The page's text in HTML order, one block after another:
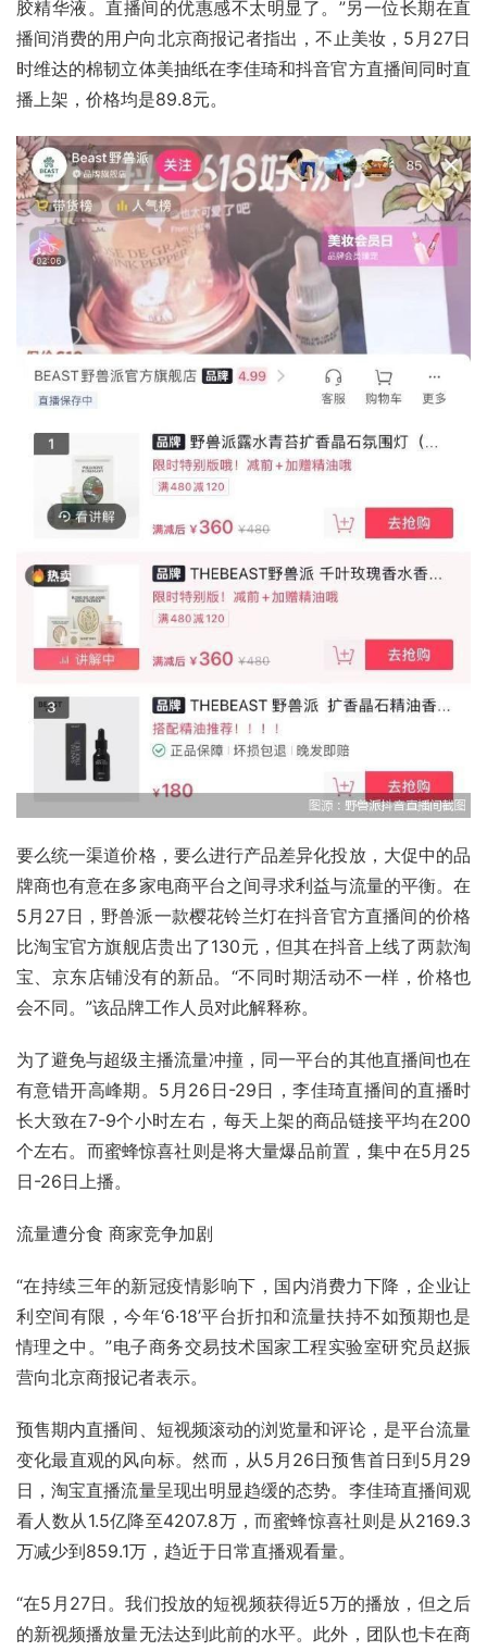
胶精华液。直播间的优惠感不太明显了。”另一位长期在直
播间消费的用户向北京商报记者指出，不止美妆，5月27日
时维达的棉韧立体美抽纸在李佳琦和抖音官方直播间同时直
播上架，价格均是89.8元。
要么统一渠道价格，要么进行产品差异化投放，大促中的品
牌商也有意在多家电商平台之间寻求利益与流量的平衡。在
5月27日，野兽派一款樱花铃兰灯在抖音官方直播间的价格
比淘宝官方旗舰店贵出了130元，但其在抖音上线了两款淘
宝、京东店铺没有的新品。“不同时期活动不一样，价格也
会不同。”该品牌工作人员对此解释称。
为了避免与超级主播流量冲撞，同一平台的其他直播间也在
有意错开高峰期。5月26日-29日，李佳琦直播间的直播时
长大致在7-9个小时左右，每天上架的商品链接平均在200
个左右。而蜜蜂惊喜社则是将大量爆品前置，集中在5月25
日-26日上播。
流量遭分食 商家竞争加剧
“在持续三年的新冠疫情影响下，国内消费力下降，企业让
利空间有限，今年‘6·18’平台折扣和流量扶持不如预期也是
情理之中。”电子商务交易技术国家工程实验室研究员赵振
营向北京商报记者表示。
预售期内直播间、短视频滚动的浏览量和评论，是平台流量
变化最直观的风向标。然而，从5月26日预售首日到5月29
日，淘宝直播流量呈现出明显趋缓的态势。李佳琦直播间观
看人数从1.5亿降至4207.8万，而蜜蜂惊喜社则是从2169.3
万减少到859.1万，趋近于日常直播观看量。
“在5月27日。我们投放的短视频获得近5万的播放，但之后
的新视频播放量无法达到此前的水平。此外，团队也卡在商